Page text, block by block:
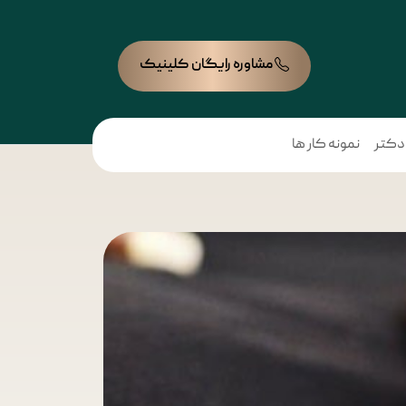
مشاوره رایگان کلینیک
دکتر نمونه کار ها